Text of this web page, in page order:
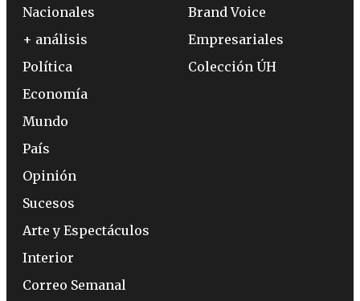
Nacionales
+ análisis
Política
Economía
Mundo
País
Opinión
Sucesos
Arte y Espectáculos
Interior
Correo Semanal
Brand Voice
Empresariales
Colección ÚH